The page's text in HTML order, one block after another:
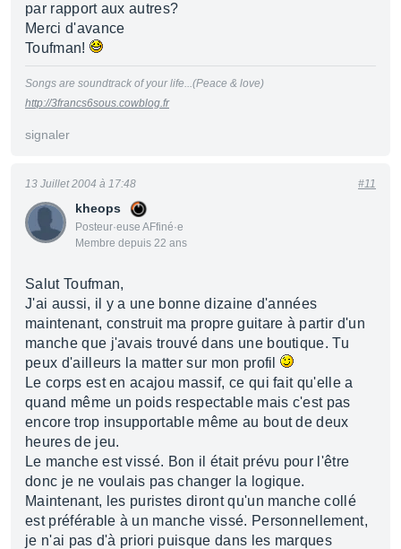
par rapport aux autres?
Merci d'avance
Toufman!
Songs are soundtrack of your life...(Peace & love)
http://3francs6sous.cowblog.fr
signaler
kheops
Posteur·euse AFfiné·e
Membre depuis 22 ans
13 Juillet 2004 à 17:48 #11
Salut Toufman,
J'ai aussi, il y a une bonne dizaine d'années
maintenant, construit ma propre guitare à partir d'un
manche que j'avais trouvé dans une boutique. Tu
peux d'ailleurs la matter sur mon profil
Le corps est en acajou massif, ce qui fait qu'elle a
quand même un poids respectable mais c'est pas
encore trop insupportable même au bout de deux
heures de jeu.
Le manche est vissé. Bon il était prévu pour l'être
donc je ne voulais pas changer la logique.
Maintenant, les puristes diront qu'un manche collé
est préférable à un manche vissé. Personnellement,
je n'ai pas d'à priori puisque dans les marques